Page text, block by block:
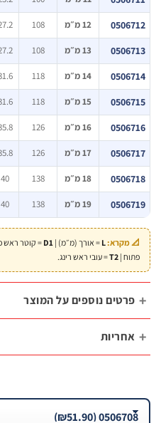
12 מ״מ 108
27.2
13 מ״מ 108
27.2
14 מ״מ 118
31.6
15 מ״מ 118
31.6
16 מ״מ 126
35.8
31
17 מ״מ 126
35.8
31
18 מ״מ 138
40
33.9
19 מ״מ 138
40
33.9
מקרא:L= אורך (מ״מ) |D1= קוטר ראש פתוח |
|
T2= עובי ראש רינג.
נוספים על המוצר